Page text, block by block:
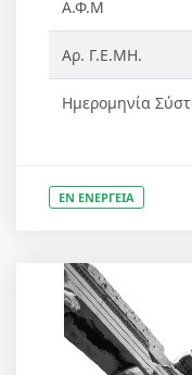
Α.Φ.Μ
Αρ. Γ.Ε.ΜΗ.
Ημερομηνία
ΕΝ ΕΝΕΡΓΕΙΑ